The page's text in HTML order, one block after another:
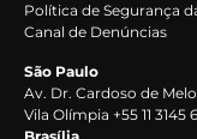
Política de Segurança
Canal de Denúncias
São Paulo
Av. Dr. Cardoso de
Vila Olímpia +55 11 3145